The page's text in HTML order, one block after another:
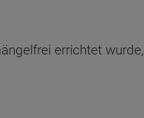
errichtet wurde,